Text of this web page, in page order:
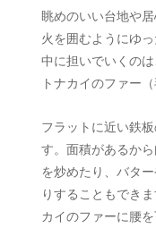
眺めのいい台地や
火を囲むようにゆ
中に担いでいくの
トナカイのファー（
フラットに近い鉄
す。面積があるか
を炒めたり、バタ
りすることもでき
カイのファーに腰